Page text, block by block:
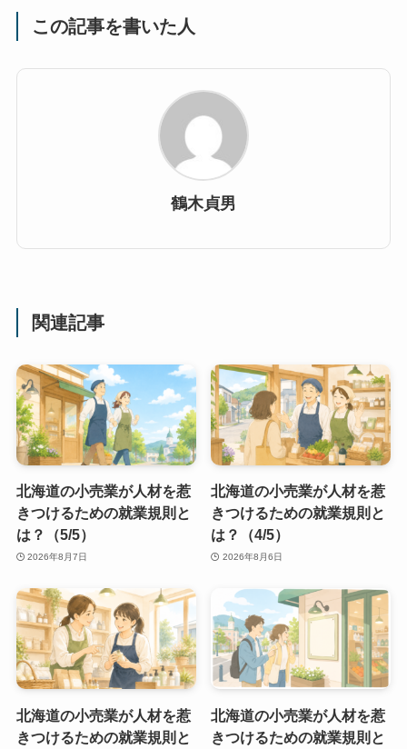
この記事を書いた人
鶴木貞男
関連記事
北海道の小売業が人材を惹
きつけるための就業規則と
は？（5/5）
2026年8月7日
北海道の小売業が人材を惹
きつけるための就業規則と
は？（4/5）
2026年8月6日
北海道の小売業が人材を惹
きつけるための就業規則と
北海道の小売業が人材を惹
きつけるための就業規則と